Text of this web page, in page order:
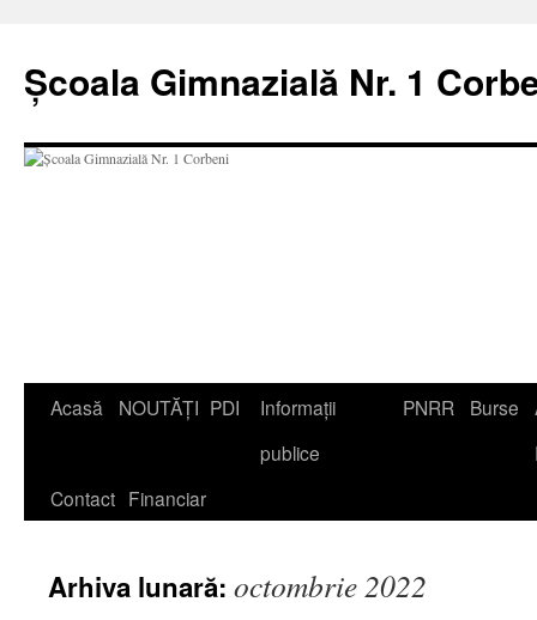
Școala Gimnazială Nr. 1
Acasă NOUTĂȚI PDI
Informații
publice
PNRR Burse
Contact Financiar
Arhiva lunară: octombrie 2022